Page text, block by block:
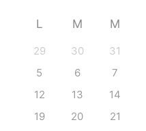
L M M
29 30 31
5
6 7
12
13 14
19
20 21